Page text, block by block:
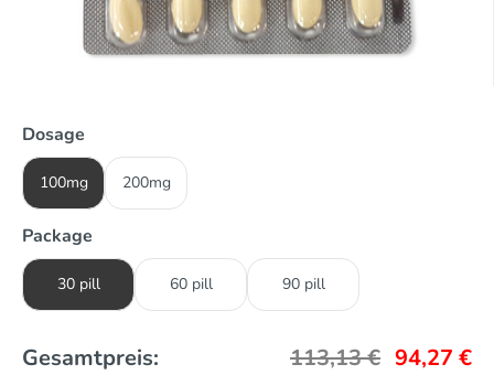
Dosage
100mg 200mg
Package
30 pill 60 pill 90 pill
Gesamtpreis: 113,13€ 94,27 €